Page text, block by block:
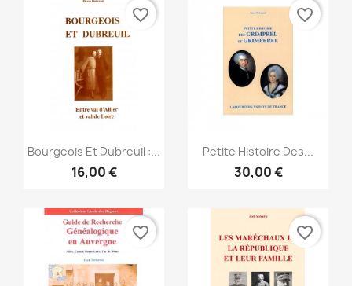
Snabbvy
Bourgeois Et Dubreuil :...
16,00 €
favorite_border
Snabbvy
Petite Histoire Des...
30,00 €
favorite_border
favorite_border favorite_border